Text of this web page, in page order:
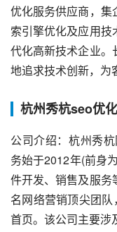
优化服务供应商，集
索引擎优化及应用
代化高新技术企业。
地追求技术创新，为
杭州秀杭seo优化
公司介绍：杭州秀
务始于2012年(前身
件开发、销售及服务
名网络营销顶尖团
首页。该公司主要涉